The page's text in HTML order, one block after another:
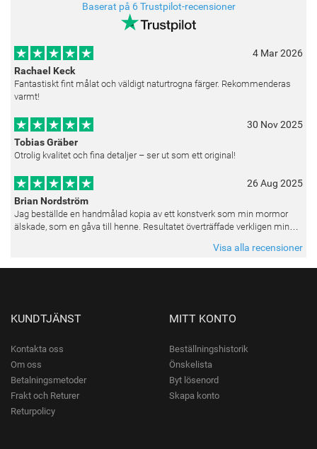
Baserat på 6 Trustpilot-recensioner
4 Mar 2026
Rachael Keck
Fantastiskt fint målat och väldigt naturtrogna färger. Rekommenderas
varmt!
30 Nov 2025
Tobias Gräber
Otrolig kvalitet och fina detaljer – ser ut som ett original!
26 Aug 2025
Brian Nordström
Jag beställde en handmålad kopia av ett konstverk som min mormor
älskade, som en gåva till henne. Resultatet överträffade verkligen mina
Visa alla recensioner
KUNDTJÄNST
Kontakta oss
Om oss
Betalningsmetoder
Frakt och Returer
Returpolicy
MITT KONTO
Beställningshistorik
Önskelista
Byt lösenord
Skapa konto